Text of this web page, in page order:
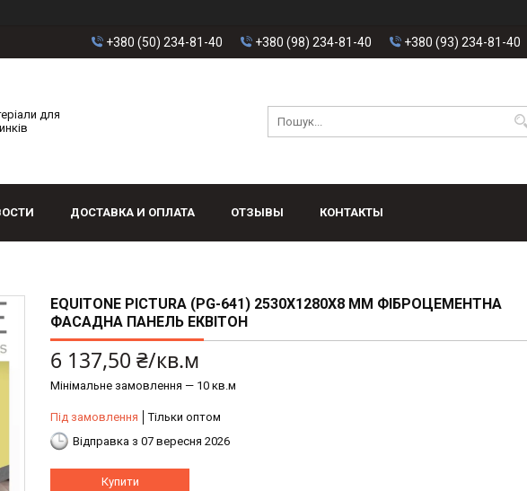
+380 (50) 234-81-40 +380 (98) 234-81-40 +380 (93) 234-81-40
для
ДОСТАВКА И ОПЛАТА ОТЗЫВЫ КОНТАКТЫ
EQUITONE PICTURA (PG-641) 2530Х1280Х8 ММ ФІБРОЦЕМЕНТНА
ФАСАДНА ПАНЕЛЬ ЕКВІТОН
6 137,50 ₴/кв.м
Мінімальне замовлення — 10 кв.м
Під замовлення
Тільки оптом
Відправка з 07 вересня 2026
Купити